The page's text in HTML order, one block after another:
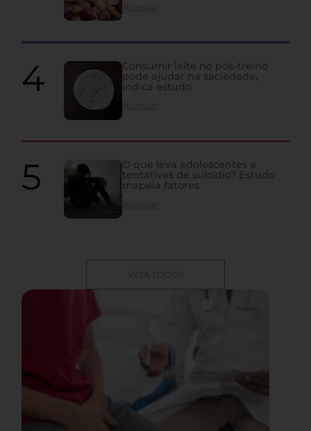
Consumir leite no pós-treino
pode ajudar na saciedade,
indica estudo
O que leva adolescentes a
tentativas de suicídio? Estudo
mapeia fatores
VEJA TODOS